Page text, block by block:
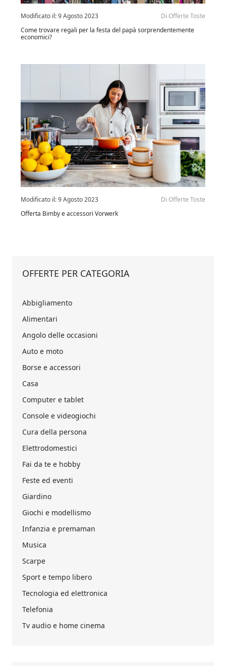
Modificato il:9 Agosto 2023 Di Offerte Toste
Come trovare regali per la festa del papà sorprendentemente
economici?
Modificato il:9 Agosto 2023 Di Offerte Toste
Offerta Bimby e accessori Vorwerk
OFFERTE PER CATEGORIA
Abbigliamento
Alimentari
Angolo delle occasioni
Auto e moto
Borse e accessori
Casa
Computer e tablet
Console e videogiochi
Cura della persona
Elettrodomestici
Fai da te e hobby
Feste ed eventi
Giardino
Giochi e modellismo
Infanzia e premaman
Musica
Scarpe
Sport e tempo libero
Tecnologia ed elettronica
Telefonia
Tv audio e home cinema